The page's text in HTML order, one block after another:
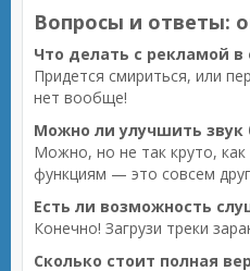
Вопросы и ответы:
Что делать с рекламой в
Придется смириться, или
нет вообще!
Можно ли улучшить звук
Можно, но не так круто,
функциям — это совсем
Есть ли возможность
Конечно! Загрузи треки
Сколько стоит полная